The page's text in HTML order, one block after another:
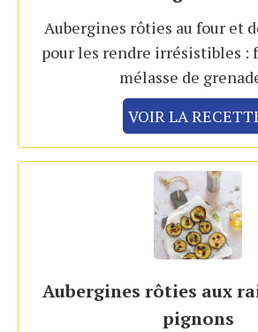
Aubergines rôties au four et
pour les rendre irrésistibles :
mélasse de
VOIR LA
Aubergines rôties aux
pignons